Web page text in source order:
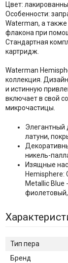
Цвет:
Особенности:
Waterman, а
флакона при
Стандартная
картридж.
Waterman
коллекция.
и истинную
включает в свой
микрочастицы.
Элегантный
латуни,
никель-
Изящные
Hemisphere:
Metallic Blue
Тип пера
Бренд